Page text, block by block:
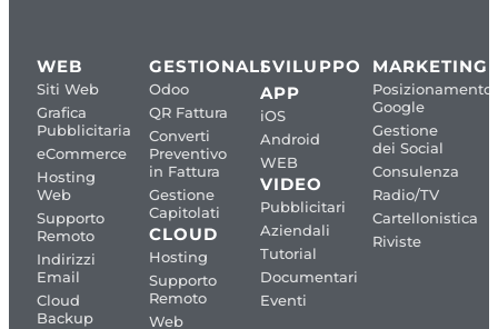
WEB
Siti Web
Grafica
Pubblicitaria
eCommerce
Hosting
Web
Supporto
Remoto
Indirizzi
Email
Cloud
Backup
GESTIONALI
Odoo
QR Fattura
Converti
Preventivo
in Fattura
Gestione
Capitolati
CLOUD
Hosting
Supporto
Remoto
Web
SVILUPPO
APP
iOS
Android
WEB
VIDEO
Pubblicitari
Aziendali
Tutorial
Documentari
Eventi
MARKETING
Posizionamento
Google
Gestione
dei Social
Consulenza
Radio/TV
Cartellonistica
Riviste